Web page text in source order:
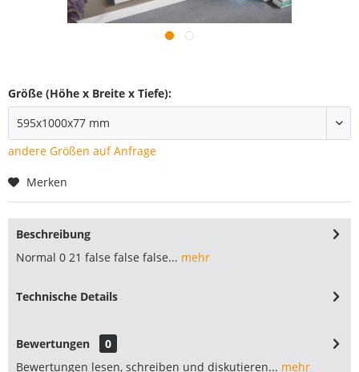
Größe (Höhe x Breite x Tiefe):
andere Größen auf Anfrage
Merken
Beschreibung
Normal 0 21 false false false... mehr
Technische Details
Bewertungen
0
Bewertungen lesen, schreiben und diskutieren... mehr